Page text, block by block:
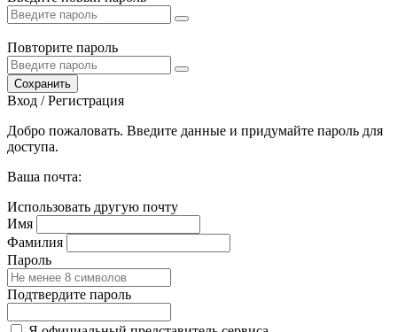
Повторите пароль
Сохранить
Вход / Регистрация
Добро пожаловать. Введите данные и придумайте пароль для
доступа.
Ваша почта:
Использовать другую почту
Имя
Фамилия
Пароль
Подтвердите пароль